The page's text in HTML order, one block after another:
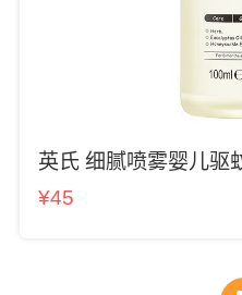
英氏 细腻喷雾婴儿驱
¥45